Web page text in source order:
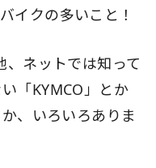
イクの多いこと！
、ネットでは知って
「KYMCO」とか
、いろいろありま